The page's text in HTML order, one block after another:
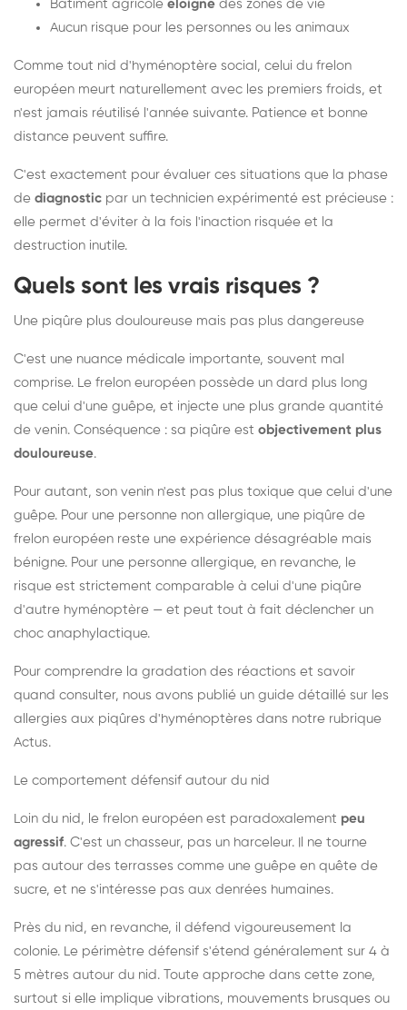
Bâtiment agricole éloigné des zones de vie
Aucun risque pour les personnes ou les animaux
Comme tout nid d'hyménoptère social, celui du frelon
européen meurt naturellement avec les premiers froids, et
n'est jamais réutilisé l'année suivante. Patience et bonne
distance peuvent suffire.
C'est exactement pour évaluer ces situations que la phase
de diagnostic par un technicien expérimenté est précieuse :
elle permet d'éviter à la fois l'inaction risquée et la
destruction inutile.
Quels sont les vrais risques ?
Une piqûre plus douloureuse mais pas plus dangereuse
C'est une nuance médicale importante, souvent mal
comprise. Le frelon européen possède un dard plus long
que celui d'une guêpe, et injecte une plus grande quantité
de venin. Conséquence : sa piqûre est objectivement plus
douloureuse.
Pour autant, son venin n'est pas plus toxique que celui d'une
guêpe. Pour une personne non allergique, une piqûre de
frelon européen reste une expérience désagréable mais
bénigne. Pour une personne allergique, en revanche, le
risque est strictement comparable à celui d'une piqûre
d'autre hyménoptère — et peut tout à fait déclencher un
choc anaphylactique.
Pour comprendre la gradation des réactions et savoir
quand consulter, nous avons publié un guide détaillé sur les
allergies aux piqûres d'hyménoptères dans notre rubrique
Actus.
Le comportement défensif autour du nid
Loin du nid, le frelon européen est paradoxalement peu
agressif. C'est un chasseur, pas un harceleur. Il ne tourne
pas autour des terrasses comme une guêpe en quête de
sucre, et ne s'intéresse pas aux denrées humaines.
Près du nid, en revanche, il défend vigoureusement la
colonie. Le périmètre défensif s'étend généralement sur 4 à
5 mètres autour du nid. Toute approche dans cette zone,
surtout si elle implique vibrations, mouvements brusques ou